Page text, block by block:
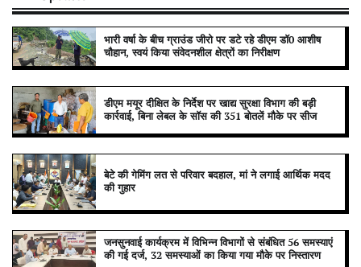
भारी वर्षा के बीच ग्राउंड जीरो पर डटे रहे डीएम डॉ0 आशीष
चौहान, स्वयं किया संवेदनशील क्षेत्रों का निरीक्षण
डीएम मयूर दीक्षित के निर्देश पर खाद्य सुरक्षा विभाग की बड़ी
कार्रवाई, बिना लेबल के सॉस की 351 बोतलें मौके पर सीज
बेटे की गेमिंग लत से परिवार बदहाल, मां ने लगाई आर्थिक मदद
की गुहार
जनसुनवाई कार्यक्रम में विभिन्न विभागों से संबंधित 56 समस्याएं
की गई दर्ज, 32 समस्याओं का किया गया मौके पर निस्तारण